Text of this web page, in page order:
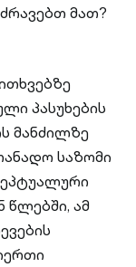
მათ?
პასუხების
მანძილზე
საზომი
წლებში, ამ